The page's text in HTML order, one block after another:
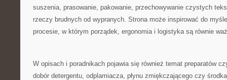
suszenia, prasowanie, pakowanie, przechowywanie czystych
rzeczy brudnych od wypranych. Strona może inspirować do
procesie, w którym porządek, ergonomia i logistyka są równie
W opisach i poradnikach pojawia się również temat preparatów
dobór detergentu, odplamiacza, płynu zmiękczającego czy